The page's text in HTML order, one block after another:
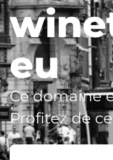
eu
Ce domaine
Profitez de